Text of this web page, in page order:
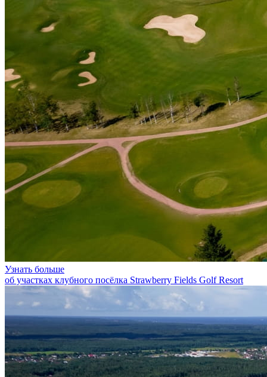
Узнать больше
об участках клубного посёлка Strawberry Fields Golf Resort